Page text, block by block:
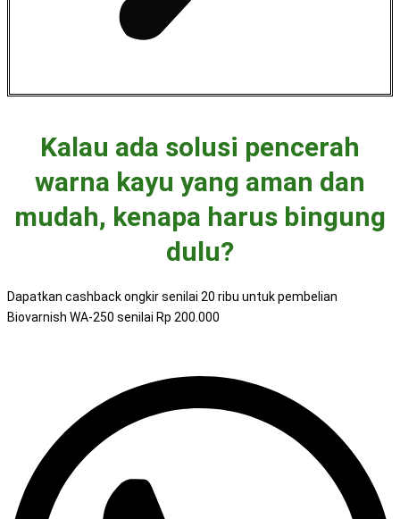
Kalau ada solusi pencerah
warna kayu yang aman dan
mudah, kenapa harus bingung
dulu?
Dapatkan cashback ongkir senilai 20 ribu untuk pembelian
Biovarnish WA-250 senilai Rp 200.000